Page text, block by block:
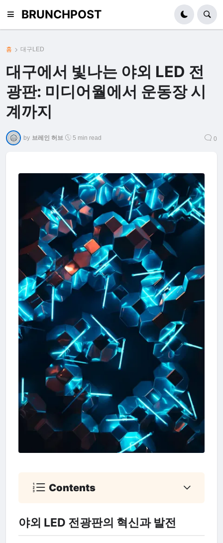
BRUNCHPOST
홈 대구LED
대구에서 빛나는 야외 LED 전
광판: 미디어월에서 운동장 시
계까지
by 브레인 허브 5 min read 0
Contents
야외 LED 전광판의 혁신과 발전